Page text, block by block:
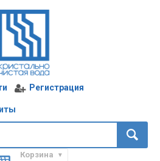
Регистрация
Корзина